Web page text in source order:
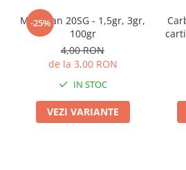
Motofierastrau / Drujba
Pila motofierastrau / drujba
Plantator
Plasa de umbrire
Plase plante
-25%
Mospilan 20SG - 1,5gr, 3gr,
100gr
4,00 RON
de la 3,00 RON
IN STOC
VEZI VARIANTE